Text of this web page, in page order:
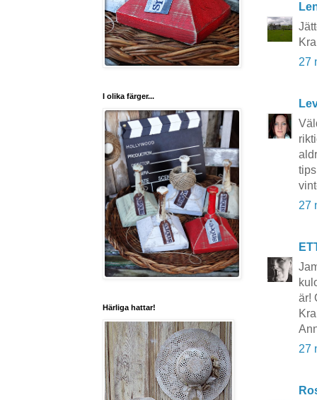
27
27
är!
27
I olika färger...
Härliga hattar!